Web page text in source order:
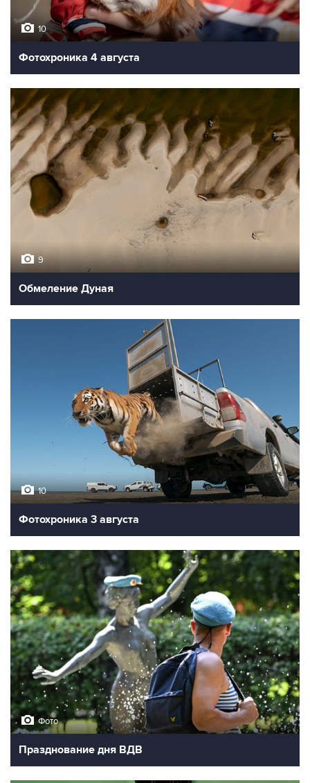
10
Фотохроника 4 августа
9
Обмеление Дуная
10
Фотохроника 3 августа
Фото
Празднование дня ВДВ